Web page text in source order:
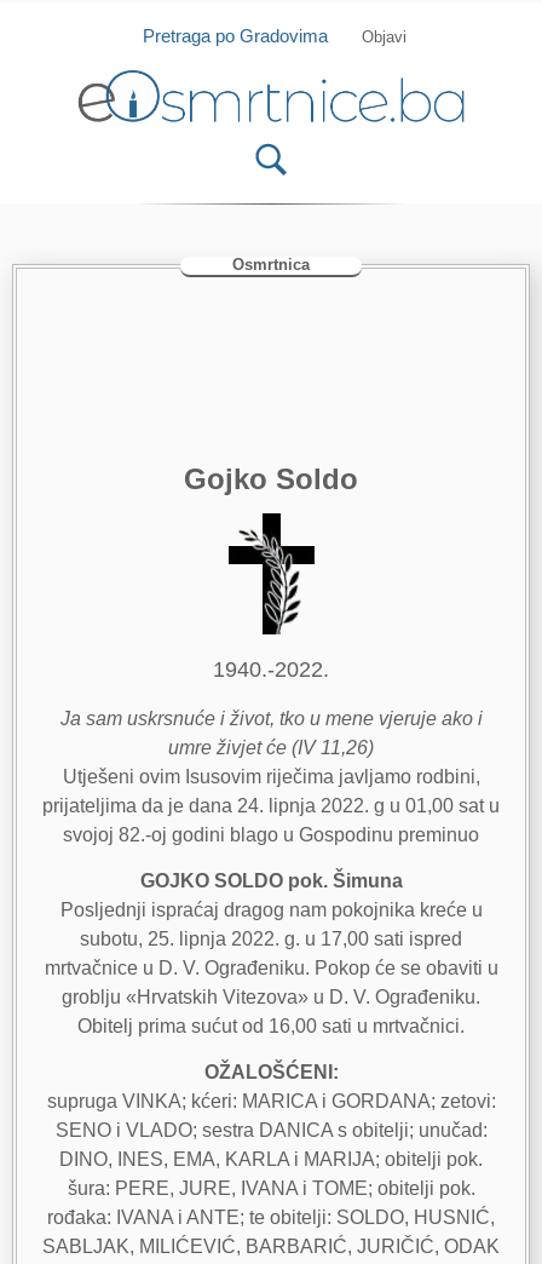
Isprobajte našu Android i IOS aplikaciju
Pretraga po Gradovima Objavi
Osmrtnica
Gojko Soldo
1940.-2022.
Ja sam uskrsnuće i život, tko u mene vjeruje ako i
umre živjet će (IV 11,26)
Utješeni ovim Isusovim riječima javljamo rodbini,
prijateljima da je dana 24. lipnja 2022. g u 01,00 sat u
svojoj 82.-oj godini blago u Gospodinu preminuo
GOJKO SOLDO pok. Šimuna
Posljednji ispraćaj dragog nam pokojnika kreće u
subotu, 25. lipnja 2022. g. u 17,00 sati ispred
mrtvačnice u D. V. Ograđeniku. Pokop će se obaviti u
groblju «Hrvatskih Vitezova» u D. V. Ograđeniku.
Obitelj prima sućut od 16,00 sati u mrtvačnici.
OŽALOŠĆENI:
supruga VINKA; kćeri: MARICA i GORDANA; zetovi:
SENO i VLADO; sestra DANICA s obitelji; unučad:
DINO, INES, EMA, KARLA i MARIJA; obitelji pok.
šura: PERE, JURE, IVANA i TOME; obitelji pok.
rođaka: IVANA i ANTE; te obitelji: SOLDO, HUSNIĆ,
SABLJAK, MILIĆEVIĆ, BARBARIĆ, JURIČIĆ, ODAK